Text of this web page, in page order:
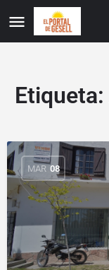
Etiqueta:
MAR 08